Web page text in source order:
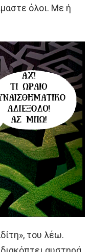
όλοι. Με ή
του λέω.